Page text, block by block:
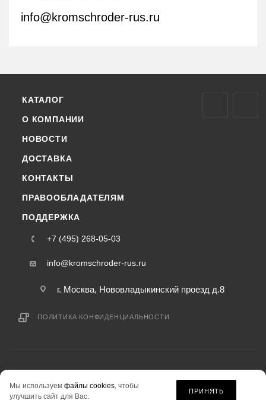
info@kromschroder-rus.ru
КАТАЛОГ
О КОМПАНИИ
НОВОСТИ
ДОСТАВКА
КОНТАКТЫ
ПРАВООБЛАДАТЕЛЯМ
ПОДДЕРЖКА
+7 (495) 268-05-03
info@kromschroder-rus.ru
г. Москва, Нововладыкинский проезд д.8
ПОЛИТИКА КОНФИДЕНЦИАЛЬНОСТИ
информация на сайте «kromschroder-rus.ru» не является публичной офертой.
Мы используем файлы cookies, чтобы
улучшить сайт для Вас.
ПРИНЯТЬ